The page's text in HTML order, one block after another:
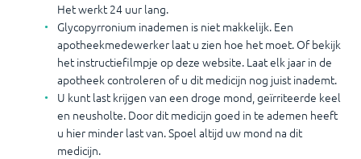
Het werkt 24 uur lang.
Glycopyrronium inademen is niet makkelijk. Een
apotheekmedewerker laat u zien hoe het moet. Of bekijk
het instructiefilmpje op deze website. Laat elk jaar in de
apotheek controleren of u dit medicijn nog juist inademt.
U kunt last krijgen van een droge mond, geïrriteerde keel
en neusholte. Door dit medicijn goed in te ademen heeft
u hier minder last van. Spoel altijd uw mond na dit
medicijn.